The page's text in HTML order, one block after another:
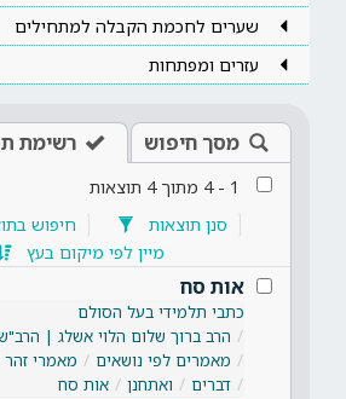
שערים לחכמת הקבלה למתחילים
עזרים ומפתחות
מסך חיפוש רשימת
1
-
4 מתוך4 תוצאות
סנן תוצאות
חיפוש
מיין לפי מיקום בעץ
אות סח
כתבי תלמידי בעל הסולם
הרב ברוך שלום הלוי אשלג |
מאמרים לפי נושאים
מאמרי זהר
דברים
ואתחנן
אות סח